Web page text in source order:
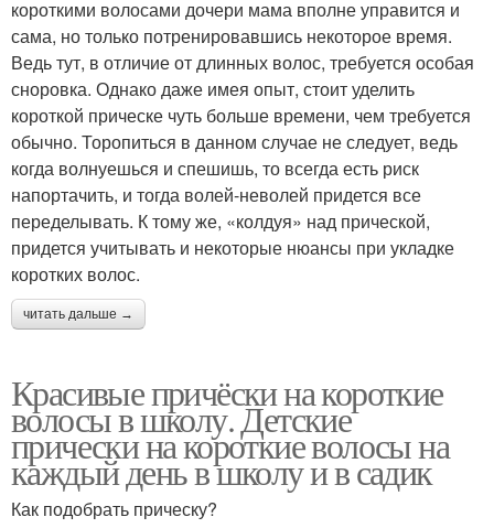
короткими волосами дочери мама вполне управится и
сама, но только потренировавшись некоторое время.
Ведь тут, в отличие от длинных волос, требуется особая
сноровка. Однако даже имея опыт, стоит уделить
короткой прическе чуть больше времени, чем требуется
обычно. Торопиться в данном случае не следует, ведь
когда волнуешься и спешишь, то всегда есть риск
напортачить, и тогда волей-неволей придется все
переделывать. К тому же, «колдуя» над прической,
придется учитывать и некоторые нюансы при укладке
коротких волос.
читать дальше →
Красивые причёски на короткие
волосы в школу. Детские
прически на короткие волосы на
каждый день в школу и в садик
Как подобрать прическу?